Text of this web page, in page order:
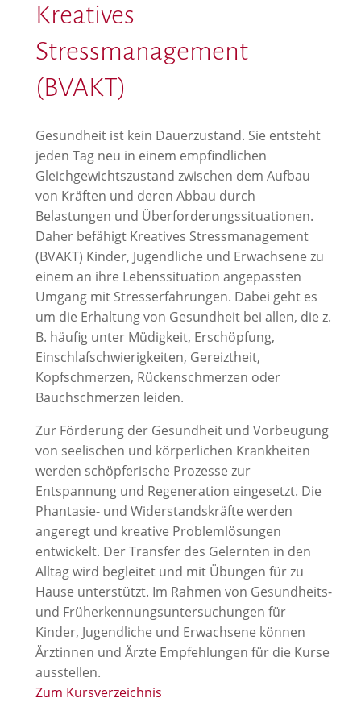
Kreatives
Stressmanagement
(BVAKT)
Gesundheit ist kein Dauerzustand. Sie entsteht
jeden Tag neu in einem empfindlichen
Gleichgewichtszustand zwischen dem Aufbau
von Kräften und deren Abbau durch
Belastungen und Überforderungssituationen.
Daher befähigt Kreatives Stressmanagement
(BVAKT) Kinder, Jugendliche und Erwachsene zu
einem an ihre Lebenssituation angepassten
Umgang mit Stresserfahrungen. Dabei geht es
um die Erhaltung von Gesundheit bei allen, die z.
B. häufig unter Müdigkeit, Erschöpfung,
Einschlafschwierigkeiten, Gereiztheit,
Kopfschmerzen, Rückenschmerzen oder
Bauchschmerzen leiden.
Zur Förderung der Gesundheit und Vorbeugung
von seelischen und körperlichen Krankheiten
werden schöpferische Prozesse zur
Entspannung und Regeneration eingesetzt. Die
Phantasie- und Widerstandskräfte werden
angeregt und kreative Problemlösungen
entwickelt. Der Transfer des Gelernten in den
Alltag wird begleitet und mit Übungen für zu
Hause unterstützt. Im Rahmen von Gesundheits-
und Früherkennungsuntersuchungen für
Kinder, Jugendliche und Erwachsene können
Ärztinnen und Ärzte Empfehlungen für die Kurse
ausstellen.
Zum Kursverzeichnis